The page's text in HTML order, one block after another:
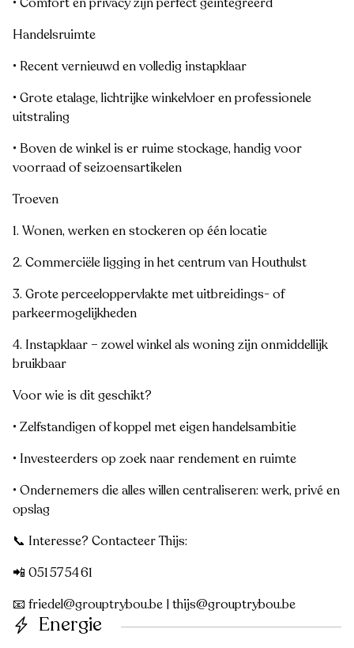
Handelsruimte
• Recent vernieuwd en volledig instapklaar
• Grote etalage, lichtrijke winkelvloer en professionele
uitstraling
• Boven de winkel is er ruime stockage, handig voor
voorraad of seizoensartikelen
Troeven
1. Wonen, werken en stockeren op één locatie
2. Commerciële ligging in het centrum van Houthulst
3. Grote perceeloppervlakte met uitbreidings- of
parkeermogelijkheden
4. Instapklaar – zowel winkel als woning zijn onmiddellijk
bruikbaar
Voor wie is dit geschikt?
• Zelfstandigen of koppel met eigen handelsambitie
• Investeerders op zoek naar rendement en ruimte
• Ondernemers die alles willen centraliseren: werk, privé en
opslag
📞 Interesse? Contacteer Thijs:
📲 051 57 54 61
📧 friedel@grouptrybou.be | thijs@grouptrybou.be
Energie